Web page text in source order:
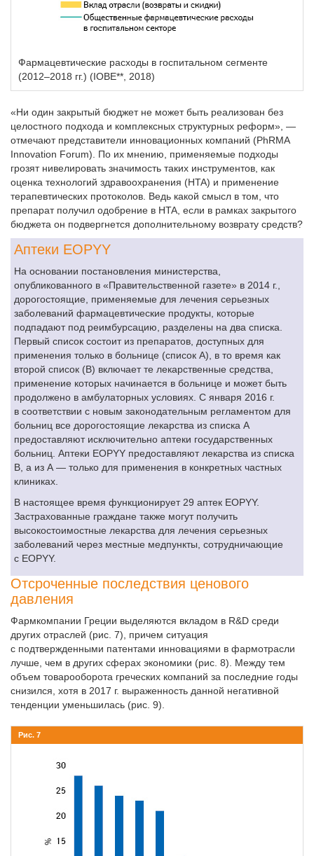
Фармацевтические расходы в госпитальном сегменте
(2012–2018 гг.) (IOBE**, 2018)
«Ни один закрытый бюджет не может быть реализован без
целостного подхода и комплексных структурных реформ», —
отмечают представители инновационных компаний (PhRMA
Innovation Forum). По их мнению, применяемые подходы
грозят нивелировать значимость таких инструментов, как
оценка технологий здравоохранения (HTA) и применение
терапевтических протоколов. Ведь какой смысл в том, что
препарат получил одобрение в HTA, если в рамках закрытого
бюджета он подвергнется дополнительному возврату средств?
Аптеки EOPYY
На основании постановления министерства,
опубликованного в «Правительственной газете» в 2014 г.,
дорогостоящие, применяемые для лечения серьезных
заболеваний фармацевтические продукты, которые
подпадают под реимбурсацию, разделены на два списка.
Первый список состоит из препаратов, доступных для
применения только в больнице (список А), в то время как
второй список (В) включает те лекарственные средства,
применение которых начинается в больнице и может быть
продолжено в амбулаторных условиях. С января 2016 г.
в соответствии с новым законодательным регламентом для
больниц все дорогостоящие лекарства из списка А
предоставляют исключительно аптеки государственных
больниц. Аптеки EOPYY предоставляют лекарства из списка
B, а из А — только для применения в конкретных частных
клиниках.
В настоящее время функционирует 29 аптек EOPYY.
Застрахованные граждане также могут получить
высокостоимостные лекарства для лечения серьезных
заболеваний через местные медпункты, сотрудничающие
с EOPYY.
Отсроченные последствия ценового
давления
Фармкомпании Греции выделяются вкладом в R&D среди
других отраслей (рис. 7), причем ситуация
с подтвержденными патентами инновациями в фармотрасли
лучше, чем в других сферах экономики (рис. 8). Между тем
объем товарооборота греческих компаний за последние годы
снизился, хотя в 2017 г. выраженность данной негативной
тенденции уменьшилась (рис. 9).
Рис. 7